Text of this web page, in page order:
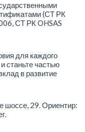
(СТ РК
СТ РК OHSAS
для каждого
станьте частью
в развитие
шоссе, 29. Ориентир: